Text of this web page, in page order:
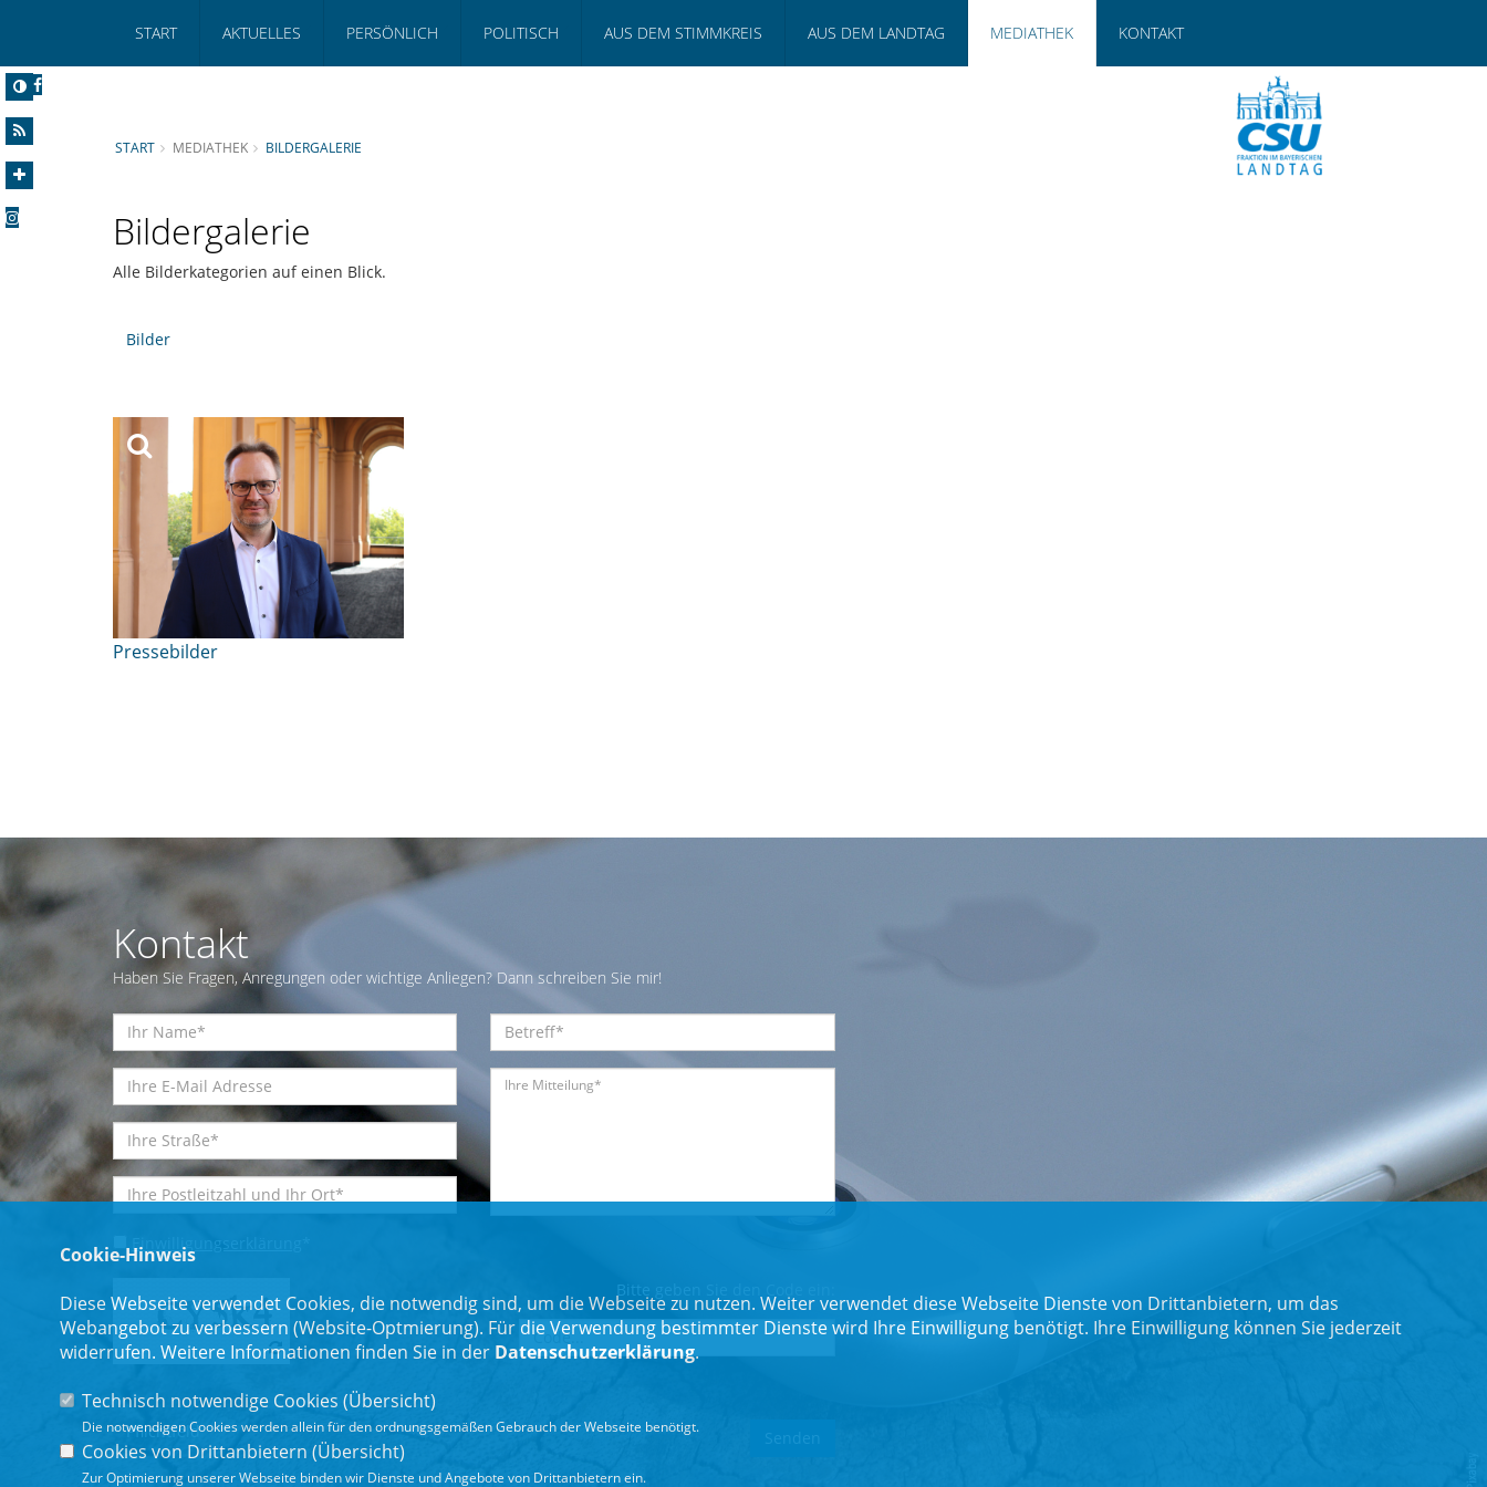
START AKTUELLES PERSÖNLICH POLITISCH AUS DEM STIMMKREIS AUS DEM LANDTAG MEDIATHEK KONTAKT
START MEDIATHEK BILDERGALERIE
Bildergalerie
Alle Bilderkategorien auf einen Blick.
Bilder
Pressebilder
Kontakt
Haben Sie Fragen, Anregungen oder wichtige Anliegen? Dann schreiben Sie mir!
Einwilligungserklärung
Bitte geben Sie den Code ein:
* Pflichtfeld
Cookie-Hinweis
Diese Webseite verwendet Cookies, die notwendig sind, um die Webseite zu nutzen. Weiter verwendet diese Webseite Dienste von Drittanbietern, um das
Webangebot zu verbessern (Website-Optmierung). Für die Verwendung bestimmter Dienste wird Ihre Einwilligung benötigt. Ihre Einwilligung können Sie jederzeit
widerrufen. Weitere Informationen finden Sie in der Datenschutzerklärung.
Technisch notwendige Cookies (Übersicht)
Die notwendigen Cookies werden allein für den ordnungsgemäßen Gebrauch der Webseite benötigt.
Cookies von Drittanbietern (Übersicht)
Zur Optimierung unserer Webseite binden wir Dienste und Angebote von Drittanbietern ein.